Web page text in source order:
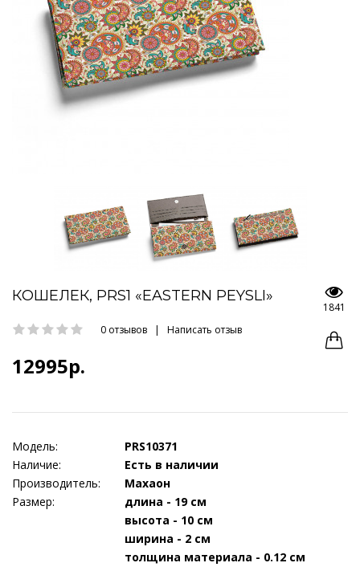
КОШЕЛЕК, PRS1 «EASTERN PEYSLI»
0 отзывов | Написать отзыв
12995р.
1841
Модель:
PRS10371
Наличие:
Есть в наличии
Производитель:
Махаон
Размер:
длина - 19 см
высота - 10 см
ширина - 2 см
толщина материала - 0.12 см